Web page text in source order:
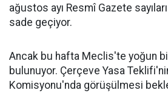
ağustos ayı Resmî Gazete
sade geçiyor.
Ancak bu hafta Meclis'te yoğun
bulunuyor. Çerçeve Yasa
Komisyonu'nda görüşülmesi